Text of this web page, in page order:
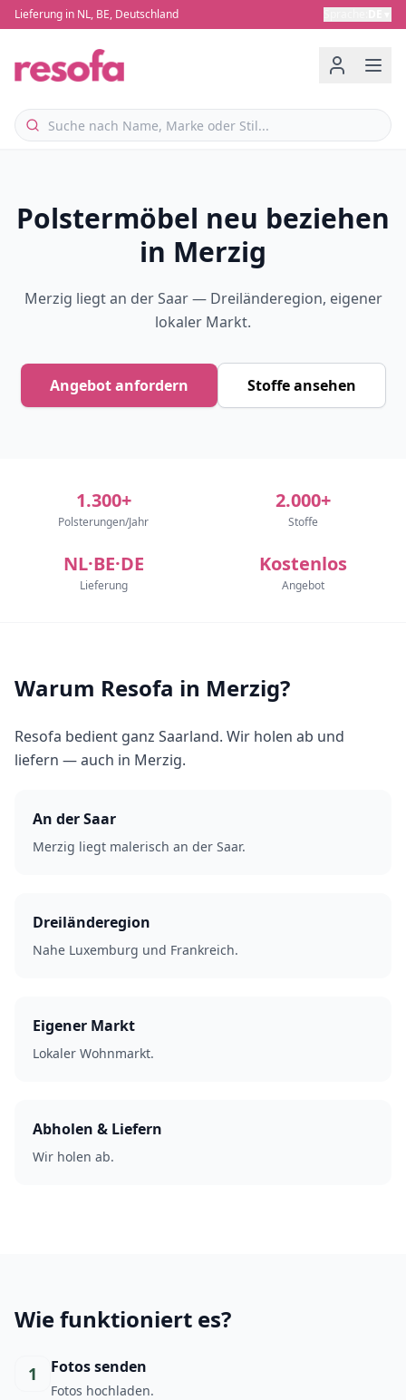
Lieferung in NL, BE, Deutschland
Polstermöbel neu beziehen
in Merzig
Merzig liegt an der Saar — Dreiländeregion, eigener
lokaler Markt.
Angebot anfordern Stoffe ansehen
1.300+
Polsterungen/Jahr
2.000+
Stoffe
NL·BE·DE
Lieferung
Kostenlos
Angebot
Warum Resofa in Merzig?
Resofa bedient ganz Saarland. Wir holen ab und
liefern — auch in Merzig.
An der Saar
Merzig liegt malerisch an der Saar.
Dreiländeregion
Nahe Luxemburg und Frankreich.
Eigener Markt
Lokaler Wohnmarkt.
Abholen & Liefern
Wir holen ab.
Wie funktioniert es?
1 Fotos senden
Fotos hochladen.